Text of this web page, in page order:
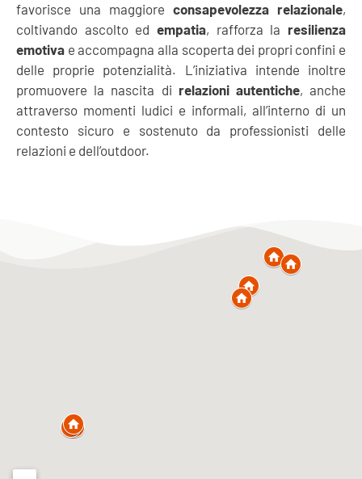
favorisce una maggiore consapevolezza relazionale,
coltivando ascolto ed empatia, rafforza la resilienza
emotiva e accompagna alla scoperta dei propri confini e
delle proprie potenzialità. L’iniziativa intende inoltre
promuovere la nascita di relazioni autentiche, anche
attraverso momenti ludici e informali, all’interno di un
contesto sicuro e sostenuto da professionisti delle
relazioni e dell’outdoor.